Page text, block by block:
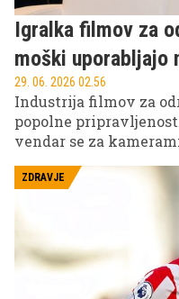
Igralka filmov za
moški uporabljajo
29. 06. 2026 02.56
Industrija filmov za
popolne
vendar se za
kaj se v resnici
nekateri moški
ZDRAVJE